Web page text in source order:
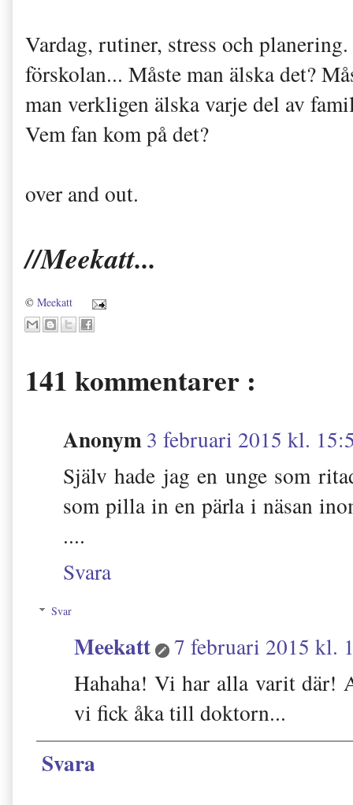
Vardag, rutiner, stress och
förskolan... Måste man älska det?
man verkligen älska varje del av
Vem fan kom på det?
over and out.
//Meekatt...
© Meekatt
141 kommentarer :
Anonym3 februari 2015 kl.
Själv hade jag en unge som
som pilla in en pärla i näsan
....
Svara
Svar
Meekatt
7 februari 2015 kl.
Hahaha! Vi har alla varit där!
vi fick åka till doktorn...
Svara